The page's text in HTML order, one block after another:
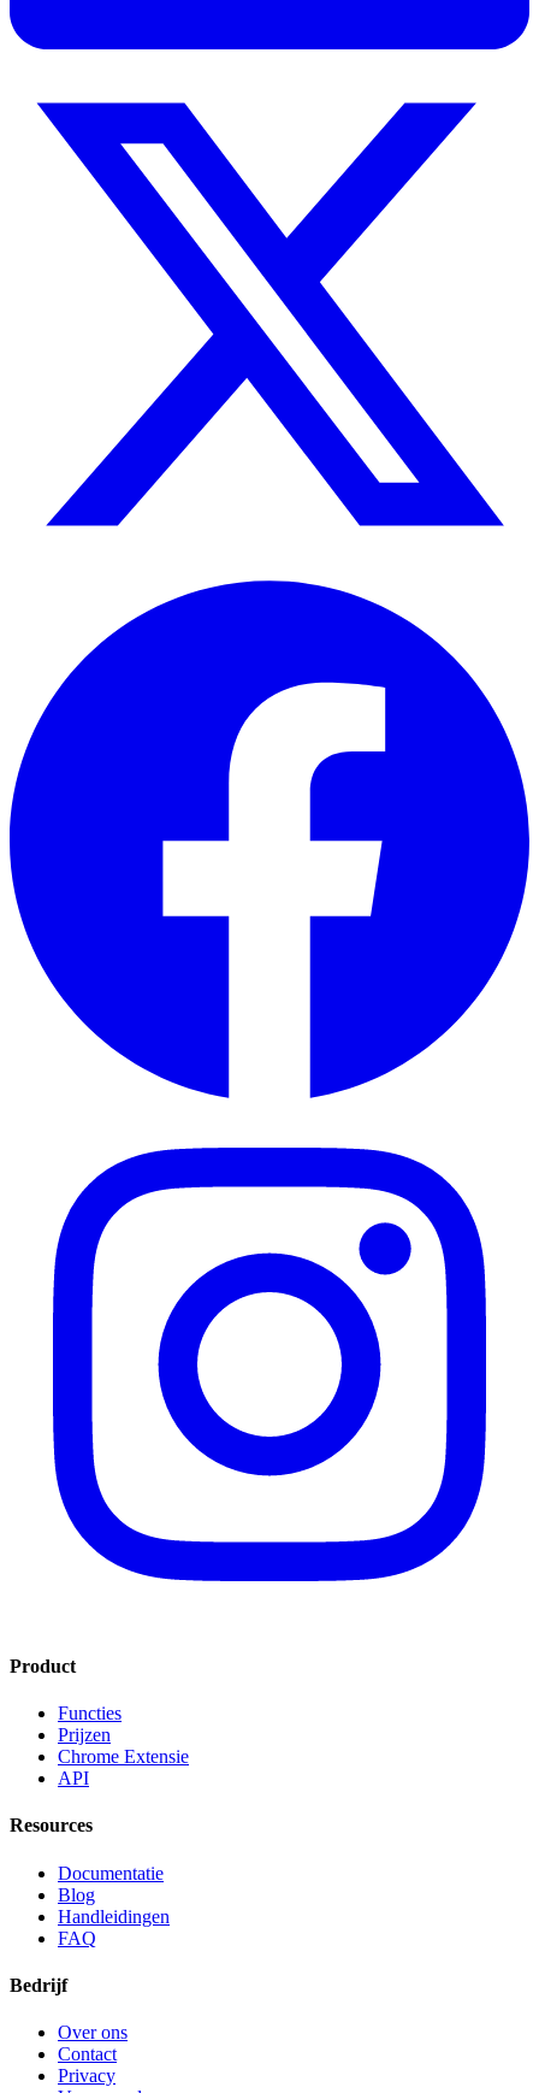
Product
Functies
Prijzen
Chrome Extensie
API
Resources
Documentatie
Blog
Handleidingen
FAQ
Bedrijf
Over ons
Contact
Privacy